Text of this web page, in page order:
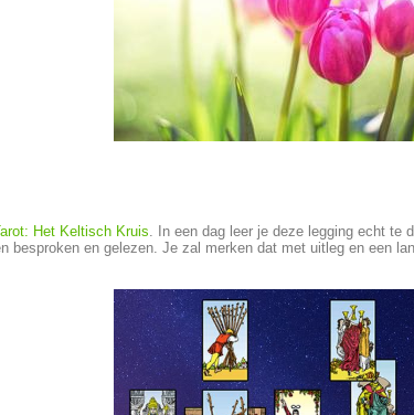
Het Keltisch Kruis. In een dag leer je deze legging echt te
besproken en gelezen. Je zal merken dat met uitleg en een